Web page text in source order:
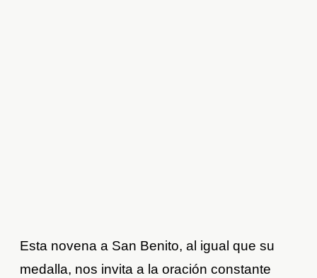
Esta novena a San Benito, al igual que su
medalla, nos invita a la oración constante